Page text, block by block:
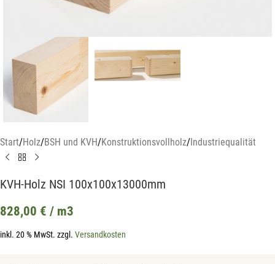
Start/Holz/BSH und KVH/Konstruktionsvollholz/ Industriequalität
KVH-Holz NSI 100x100x13000mm
828,00 € / m3
inkl. 20 % MwSt. zzgl. Versandkosten